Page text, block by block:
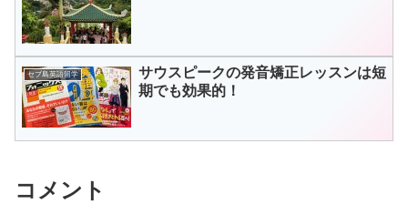
セブ島英語留学
サウスピークの発音矯正レッスンは短
期でも効果的！
コメント